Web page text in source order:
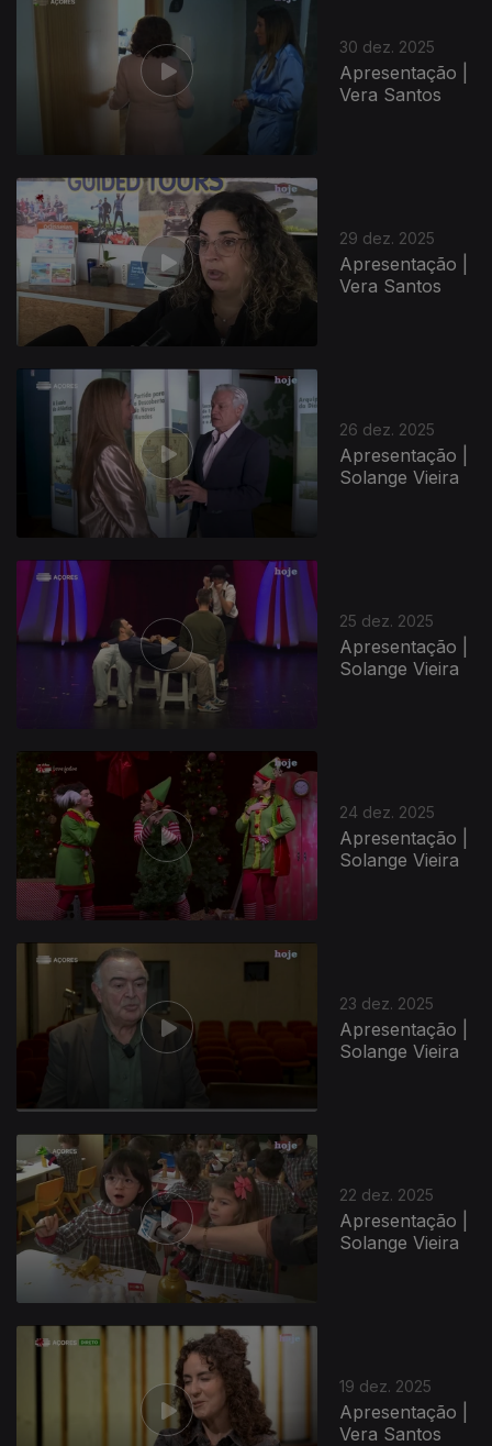
30 dez. 2025
Apresentação |
Vera Santos
29 dez. 2025
Apresentação |
Vera Santos
26 dez. 2025
Apresentação |
Solange Vieira
25 dez. 2025
Apresentação |
Solange Vieira
24 dez. 2025
Apresentação |
Solange Vieira
23 dez. 2025
Apresentação |
Solange Vieira
22 dez. 2025
Apresentação |
Solange Vieira
19 dez. 2025
Apresentação |
Vera Santos